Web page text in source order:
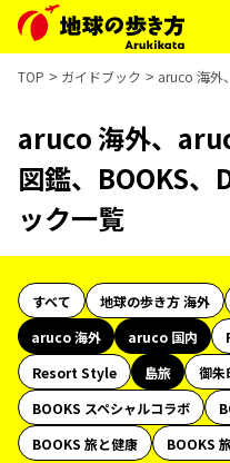
TOP ガイドブック aruco 海外
aruco 海外、
図鑑、BOOKS
ック一覧
すべて 地球の歩き方 海外
aruco 海外
aruco 国内
Resort Style
島旅 御朱
BOOKS スペシャルコラボ
BOOKS 旅と健康
BOOKS